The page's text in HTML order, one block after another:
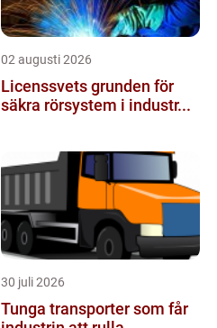
02 augusti 2026
Licenssvets grunden för
säkra rörsystem i industr...
30 juli 2026
Tunga transporter som får